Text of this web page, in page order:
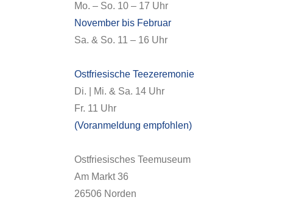
Mo. – So. 10 – 17 Uhr
November bis Februar
Sa. & So. 11 – 16 Uhr
Ostfriesische Teezeremonie
Di. | Mi. & Sa. 14 Uhr
Fr. 11 Uhr
(Voranmeldung empfohlen)
Ostfriesisches Teemuseum
Am Markt 36
26506 Norden